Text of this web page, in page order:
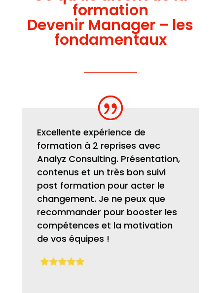
formation
Devenir Manager – les
fondamentaux
Excellente expérience de
formation à 2 reprises avec
Analyz Consulting. Présentation,
contenus et un très bon suivi
post formation pour acter le
changement. Je ne peux que
recommander pour booster les
compétences et la motivation
de vos équipes !